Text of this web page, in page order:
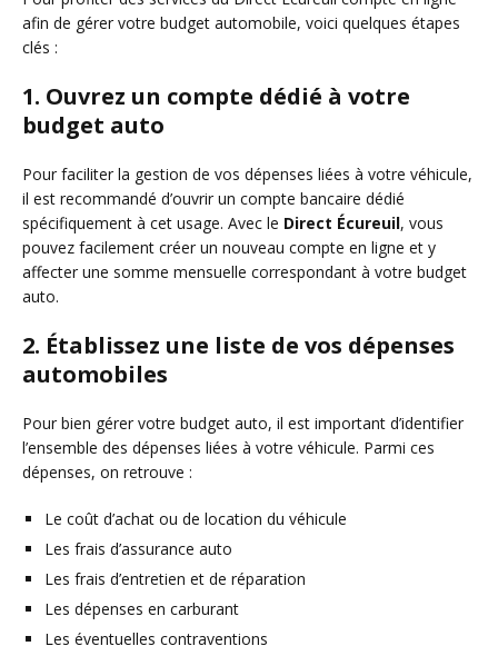
afin de gérer votre budget automobile, voici quelques étapes
clés :
1. Ouvrez un compte dédié à votre
budget auto
Pour faciliter la gestion de vos dépenses liées à votre véhicule,
il est recommandé d’ouvrir un compte bancaire dédié
spécifiquement à cet usage. Avec le Direct Écureuil, vous
pouvez facilement créer un nouveau compte en ligne et y
affecter une somme mensuelle correspondant à votre budget
auto.
2. Établissez une liste de vos dépenses
automobiles
Pour bien gérer votre budget auto, il est important d’identifier
l’ensemble des dépenses liées à votre véhicule. Parmi ces
dépenses, on retrouve :
Le coût d’achat ou de location du véhicule
Les frais d’assurance auto
Les frais d’entretien et de réparation
Les dépenses en carburant
Les éventuelles contraventions